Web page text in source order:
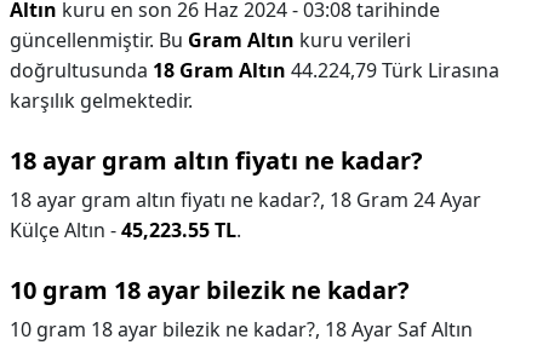
Altın kuru en son 26 Haz 2024 - 03:08 tarihinde
güncellenmiştir. Bu Gram Altın kuru verileri
doğrultusunda 18 Gram Altın 44.224,79 Türk Lirasına
karşılık gelmektedir.
18 ayar gram altın fiyatı ne kadar?
18 ayar gram altın fiyatı ne kadar?, 18 Gram 24 Ayar
Külçe Altın -45,223.55 TL.
10 gram 18 ayar bilezik ne kadar?
10 gram 18 ayar bilezik ne kadar?, 18 Ayar Saf Altın